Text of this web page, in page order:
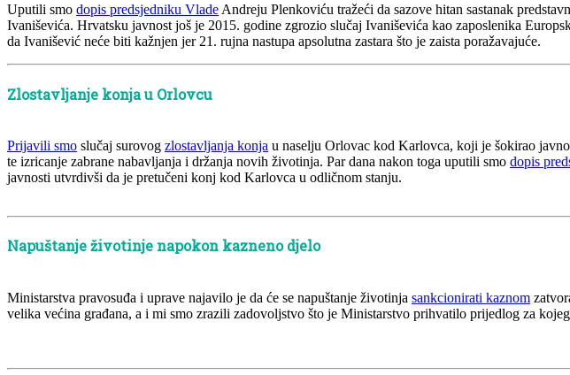
Uputili smo dopis predsjedniku VladeAndreju Plenkoviću tražeći da sazove hitan sastanak
Ivaniševića. Hrvatsku javnost još je 2015. godine zgrozio slučaj Ivaniševića kao zaposlenika
da Ivanišević neće biti kažnjen jer 21. rujna nastupa apsolutna zastara što je zaista poražavajuće.
Zlostavljanje konja u Orlovcu
Prijavili smo slučaj surovog zlostavljanja konja u naselju Orlovac kod Karlovca, koji je šokirao
te izricanje zabrane nabavljanja i držanja novih životinja. Par dana nakon toga uputili smo dopis
javnosti utvrdivši da je pretučeni konj kod Karlovca u odličnom stanju.
Napuštanje životinje napokon kazneno djelo
Ministarstva pravosuđa i uprave najavilo je da će se napuštanje životinja sankcionirati kaznom
velika većina građana, a i mi smo zrazili zadovoljstvo što je Ministarstvo prihvatilo prijedlog za